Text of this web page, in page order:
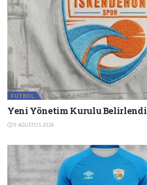
FUTBOL
Yeni Yönetim Kurulu Belirlendi
9 AĞUSTOS 2026